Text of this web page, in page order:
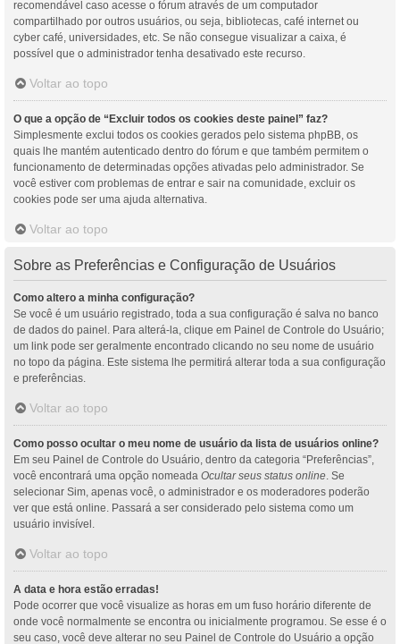
recomendável caso acesse o fórum através de um computador
compartilhado por outros usuários, ou seja, bibliotecas, café internet ou
cyber café, universidades, etc. Se não consegue visualizar a caixa, é
possível que o administrador tenha desativado este recurso.
Voltar ao topo
O que a opção de “Excluir todos os cookies deste painel” faz?
Simplesmente exclui todos os cookies gerados pelo sistema phpBB, os
quais lhe mantém autenticado dentro do fórum e que também permitem o
funcionamento de determinadas opções ativadas pelo administrador. Se
você estiver com problemas de entrar e sair na comunidade, excluir os
cookies pode ser uma ajuda alternativa.
Voltar ao topo
Sobre as Preferências e Configuração de Usuários
Como altero a minha configuração?
Se você é um usuário registrado, toda a sua configuração é salva no banco
de dados do painel. Para alterá-la, clique em Painel de Controle do Usuário;
um link pode ser geralmente encontrado clicando no seu nome de usuário
no topo da página. Este sistema lhe permitirá alterar toda a sua configuração
e preferências.
Voltar ao topo
Como posso ocultar o meu nome de usuário da lista de usuários online?
Em seu Painel de Controle do Usuário, dentro da categoria “Preferências”,
você encontrará uma opção nomeada Ocultar seus status online. Se
selecionar Sim, apenas você, o administrador e os moderadores poderão
ver que está online. Passará a ser considerado pelo sistema como um
usuário invisível.
Voltar ao topo
A data e hora estão erradas!
Pode ocorrer que você visualize as horas em um fuso horário diferente de
onde você normalmente se encontra ou inicialmente programou. Se esse é o
seu caso, você deve alterar no seu Painel de Controle do Usuário a opção